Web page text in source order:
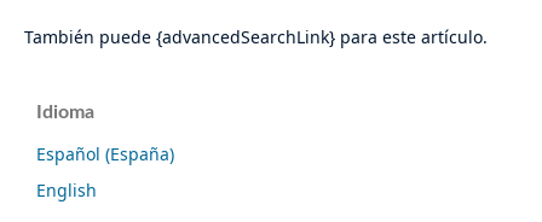
También puede {advancedSearchLink} para este artículo.
Idioma
Español (España)
English